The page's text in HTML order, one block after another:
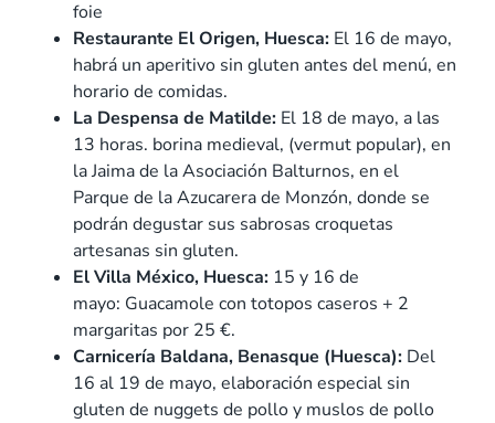
foie
Restaurante El Origen, Huesca: El 16 de mayo,
habrá un aperitivo sin gluten antes del menú, en
horario de comidas.
La Despensa de Matilde: El 18 de mayo, a las
13 horas. borina medieval, (vermut popular), en
la Jaima de la Asociación Balturnos, en el
Parque de la Azucarera de Monzón, donde se
podrán degustar sus sabrosas croquetas
artesanas sin gluten.
El Villa México, Huesca: 15 y 16 de
mayo: Guacamole con totopos caseros + 2
margaritas por 25 €.
Carnicería Baldana, Benasque (Huesca): Del
16 al 19 de mayo, elaboración especial sin
gluten de nuggets de pollo y muslos de pollo